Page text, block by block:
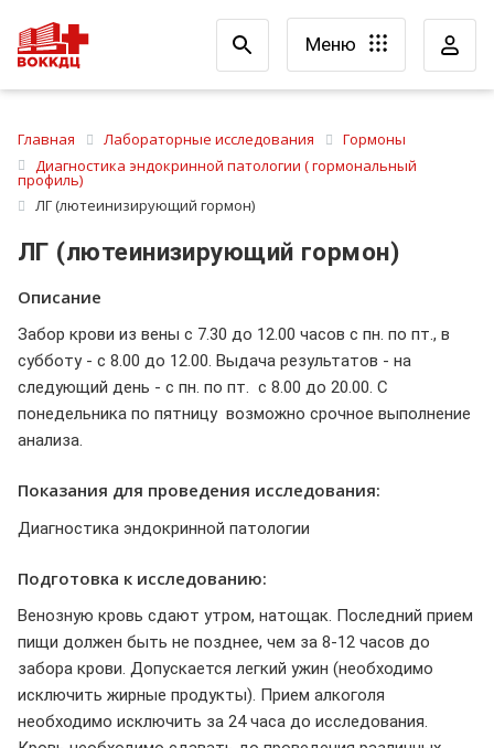
Меню
Главная Лабораторные исследования
Гормоны
Диагностика эндокринной патологии ( гормональный
профиль)
ЛГ (лютеинизирующий гормон)
ЛГ (лютеинизирующий гормон)
Описание
Забор крови из вены с 7.30 до 12.00 часов с пн. по пт., в
субботу - с 8.00 до 12.00. Выдача результатов - на
следующий день - с пн. по пт. с 8.00 до 20.00. С
понедельника по пятницу возможно срочное выполнение
анализа.
Показания для проведения исследования:
Диагностика эндокринной патологии
Подготовка к исследованию:
Венозную кровь сдают утром, натощак. Последний прием
пищи должен быть не позднее, чем за 8-12 часов до
забора крови. Допускается легкий ужин (необходимо
исключить жирные продукты). Прием алкоголя
необходимо исключить за 24 часа до исследования.